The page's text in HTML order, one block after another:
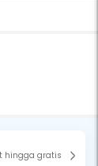
hingga gratis